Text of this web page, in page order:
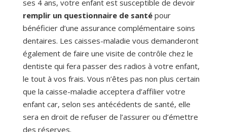
ses 4 ans, votre enfant est susceptible de devoir
remplir un questionnaire de santépour
bénéficier d’une assurance complémentaire soins
dentaires. Les caisses-maladie vous demanderont
également de faire une visite de contrôle chez le
dentiste qui fera passer des radios à votre enfant,
le tout à vos frais. Vous n’êtes pas non plus certain
que la caisse-maladie acceptera d’affilier votre
enfant car, selon ses antécédents de santé, elle
sera en droit de refuser de l’assurer ou d’émettre
des réserves.